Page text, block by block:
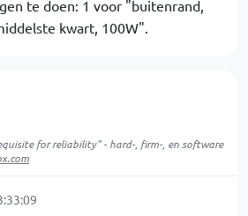
te doen: 1 voor "buitenrand,
kwart, 100W".
for reliability" - hard-, firm-, en software